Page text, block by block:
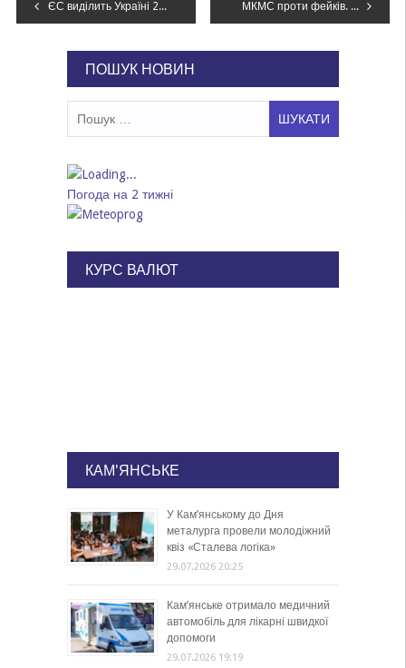
ЄС виділить Україні 26 млн євро на підтримку сільського господарства МКМС проти фейків. Як відбувалось обговорення законопроєкту
ПОШУК НОВИН
Погода на 2 тижні
КУРС ВАЛЮТ
КАМ'ЯНСЬКЕ
У Кам’янському до Дня
металурга провели молодіжний
квіз «Сталева логіка»
29.07.2026 20:25
Кам’янське отримало медичний
автомобіль для лікарні швидкої
допомоги
29.07.2026 19:19